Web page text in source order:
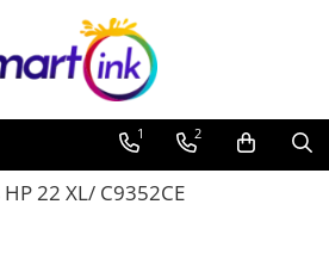
1 2
22 XL/ C9352CE